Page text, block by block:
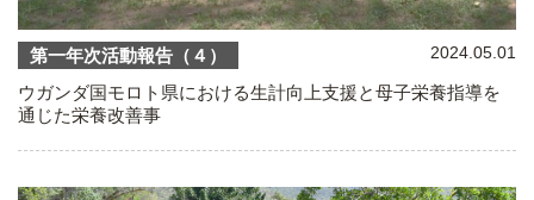
第一年次活動報告（４） 2024.05.01
ウガンダ国モロト県における生計向上支援と母子栄養指導を
通じた栄養改善事